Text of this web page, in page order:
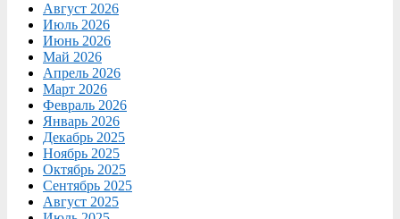
Август 2026
Июль 2026
Июнь 2026
Май 2026
Апрель 2026
Март 2026
Февраль 2026
Январь 2026
Декабрь 2025
Ноябрь 2025
Октябрь 2025
Сентябрь 2025
Август 2025